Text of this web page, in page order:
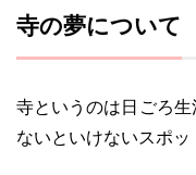
寺の夢について
寺というのは日ごろ
ないといけないスポッ